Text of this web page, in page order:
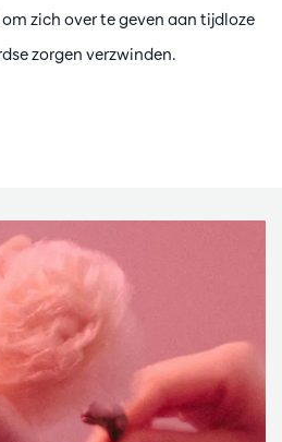
zich over te geven aan tijdloze
zorgen verzwinden.